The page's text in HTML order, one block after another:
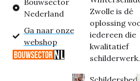
Bouwsector
Nederland
Ga naar onze
webshop
Zwolle is dé
oplossing
iedereen die
kwalitatief